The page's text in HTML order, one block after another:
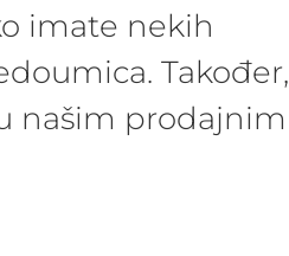
imate nekih
Također,
našim prodajnim